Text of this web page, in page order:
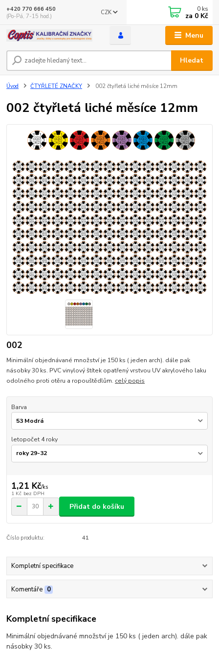
Menu
CZK
Hledat
+420 770 666 450
(Po-Pá, 7-15 hod.)
0 ks
za 0 Kč
Úvod ČTYŘLETÉ ZNAČKY 002 čtyřletá liché měsíce 12mm
002 čtyřletá liché měsíce 12mm
002
Minimální objednávané množství je 150 ks ( jeden arch). dále pak
násobky 30 ks. PVC vinylový štítek opatřený vrstvou UV akrylového laku
odolného proti otěru a ropouštědlům. celý popis
Barva
letopočet 4 roky
1,21 Kč/ks
1 Kč bez DPH
Přidat do košíku
Číslo produktu: 41
Kompletní specifikace
Komentáře 0
Kompletní specifikace
Minimální objednávané množství je 150 ks ( jeden arch). dále pak
násobky 30 ks.